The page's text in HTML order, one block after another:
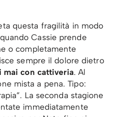
questa fragilità in modo
Cassie prende
o completamente
sempre il dolore dietro
mai con cattiveria. Al
mista a pena. Tipo:
La seconda stagione
immediatamente